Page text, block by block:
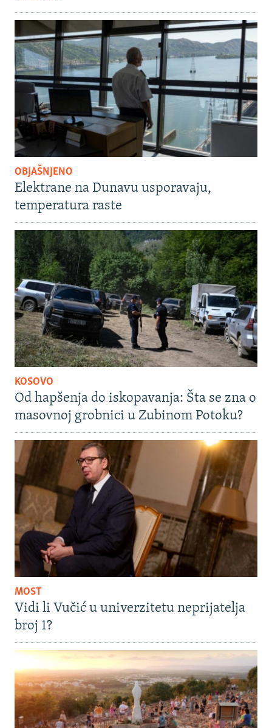
OBJAŠNJENO
Elektrane na Dunavu usporavaju,
temperatura raste
KOSOVO
Od hapšenja do iskopavanja: Šta se zna o
masovnoj grobnici u Zubinom Potoku?
MOST
Vidi li Vučić u univerzitetu neprijatelja
broj 1?